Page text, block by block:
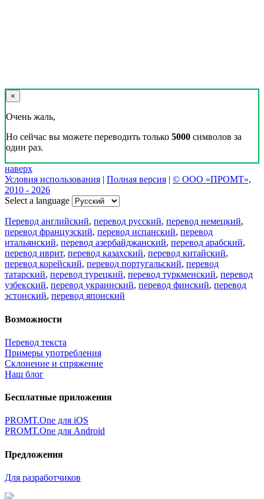
×
Очень жаль,
Но сейчас вы можете переводить только 5000 символов за
один раз.
наверх
Условия использования | Полная версия | © ООО «ПРОМТ»,
2010 - 2026
Select a language
Перевод английский, перевод русский, перевод немецкий,
перевод французский, перевод испанский, перевод
итальянский, перевод азербайджанский, перевод арабский,
перевод иврит, перевод казахский, перевод китайский,
перевод корейский, перевод португальский, перевод
татарский, перевод турецкий, перевод туркменский, перевод
узбекский, перевод украинский, перевод финский, перевод
эстонский, перевод японский
Возможности
Перевод текста
Примеры употребления
Склонение и спряжение
Наш блог
Бесплатные приложения
PROMT.One для iOS
PROMT.One для Android
Предложения
Для разработчиков